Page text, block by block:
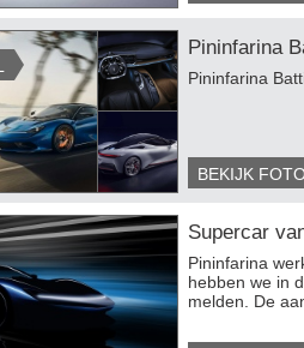
Pininfarina
Pininfarina
BEKIJK
Supercar
​Pininfarina
hebben we in
melden. De